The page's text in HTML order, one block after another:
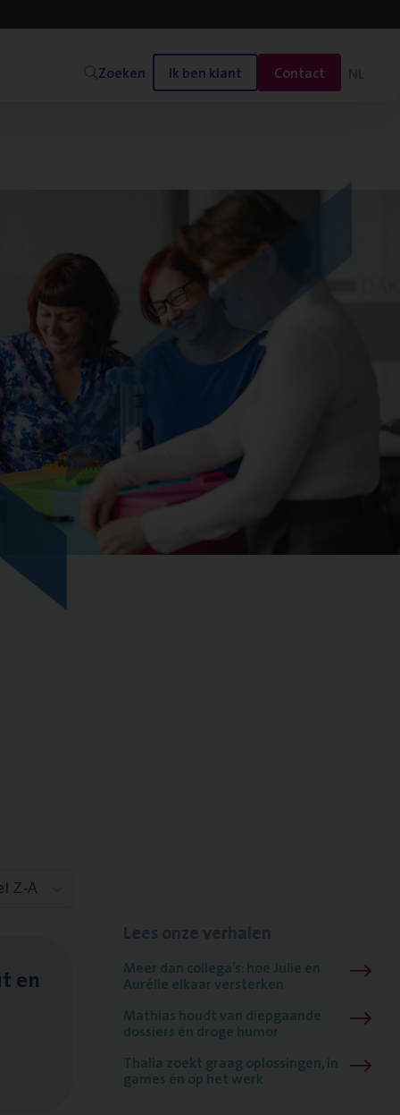
Zoeken Ik ben klant Contact NL
Z-A
en Meer dan collega’s: hoe Julie en
Aurélie elkaar versterken
Mathias houdt van diepgaande
dossiers én droge humor
Thalia zoekt graag oplossingen, in
games én op het werk